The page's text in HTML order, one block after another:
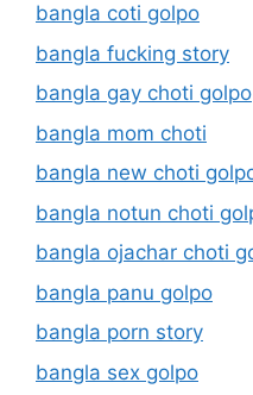
bangla coti golpo
bangla fucking story
bangla gay choti golpo
bangla mom choti
bangla new choti
bangla notun choti
bangla ojachar choti
bangla panu golpo
bangla porn story
bangla sex golpo